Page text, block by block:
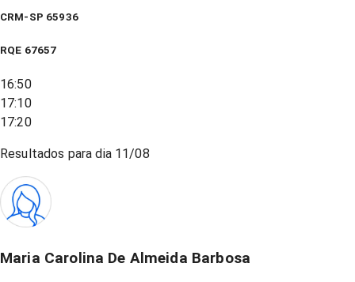
CRM-SP 65936
RQE 67657
16:50
17:10
17:20
Resultados para dia 11/08
Maria Carolina De Almeida Barbosa